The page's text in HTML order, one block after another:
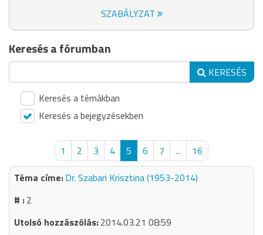
SZABÁLYZAT
Keresés a fórumban
KERESÉS
Keresés a témákban
Keresés a bejegyzésekben
1 2 3 4 5 6 7 ...
16
Dr. Szabari Krisztina (1953-2014)
2
2014.03.21 08:59